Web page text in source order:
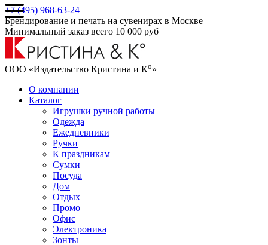
+7 (495) 968-63-24
Брендирование и печать на сувенирах в Москве
Минимальный заказ всего 10 000 руб
ООО «Издательство Кристина и Ко»
О компании
Каталог
Игрушки ручной работы
Одежда
Ежедневники
Ручки
К праздникам
Сумки
Посуда
Дом
Отдых
Промо
Офис
Электроника
Зонты